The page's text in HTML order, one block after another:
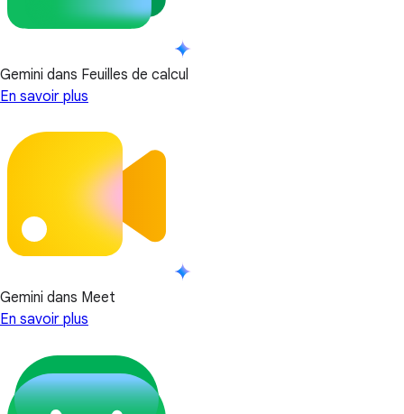
Gemini dans Feuilles de calcul
En savoir plus
Gemini dans Meet
En savoir plus